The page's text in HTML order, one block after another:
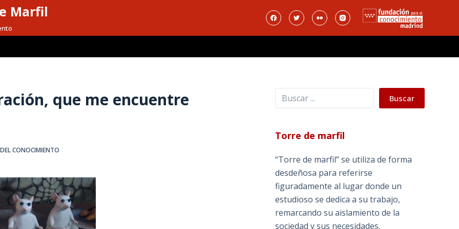
Marfil
que me encuentre
CONOCIMIENTO
Buscar Buscar
Torre de marfil
“Torre de marfil” se utiliza de forma
desdeñosa para referirse
figuradamente al lugar donde un
estudioso se dedica a su trabajo,
remarcando su aislamiento de la
sociedad y sus necesidades.